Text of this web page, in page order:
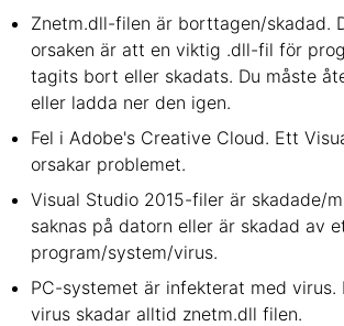
Znetm.dll-filen är borttagen/skadad.
orsaken är att en viktig .dll-fil för
tagits bort eller skadats. Du måste
eller ladda ner den igen.
Fel i Adobe's Creative Cloud. Ett
orsakar problemet.
Visual Studio 2015-filer är skadade/
saknas på datorn eller är skadad av
program/system/virus.
PC-systemet är infekterat med virus.
virus skadar alltid znetm.dll filen.